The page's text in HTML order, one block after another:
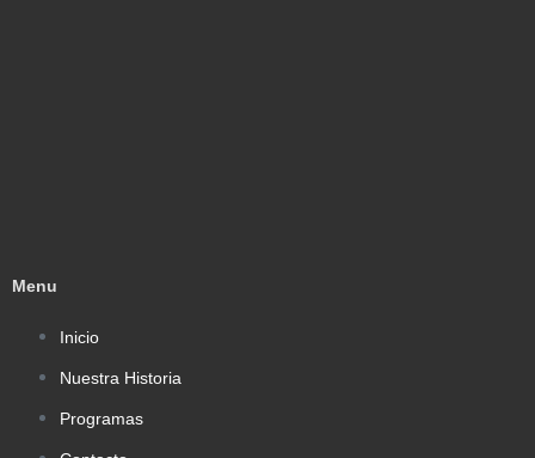
Menu
Inicio
Nuestra Historia
Programas